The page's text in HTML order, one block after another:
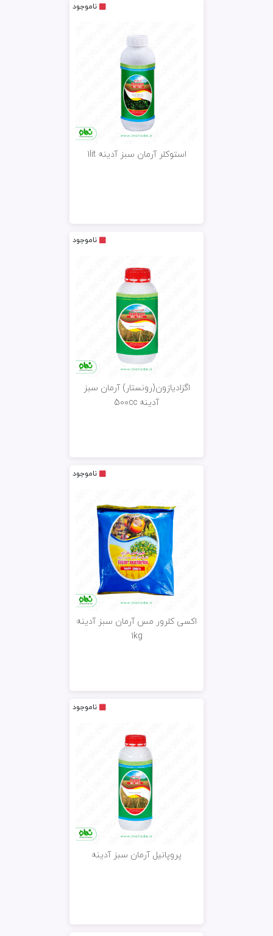
ناموجود
استوکلر آرمان سبز آدینه 1lit
ناموجود
اگزادیازون(رونستار) آرمان سبز
آدینه 500cc
ناموجود
اکسی کلرور مس آرمان سبز آدینه
1kg
ناموجود
پروپانیل آرمان سبز آدینه